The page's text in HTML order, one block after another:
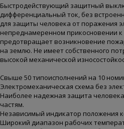
Быстродействующий защитный
дифференциальный ток, без
для защиты человека от поражения
непреднамеренном прикосновении
предотвращает возникновение
на землю. Не имеет собственного
высокой механической
Свыше 50 типоисполнений на 10
Электромеханическая схема без
Наиболее надежная защита
частям.
Независимый индикатор положения
Широкий диапазон рабочих